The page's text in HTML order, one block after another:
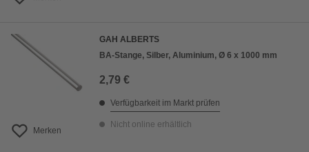
Merken
GAH ALBERTS
BA-Stange, Silber, Aluminium, Ø 6 x 1000 mm
2,79 €
Verfügbarkeit im Markt prüfen
Nicht online erhältlich